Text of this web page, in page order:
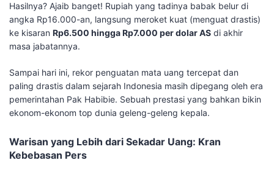
​Hasilnya? Ajaib banget! Rupiah yang tadinya babak belur di
angka Rp16.000-an, langsung meroket kuat (menguat drastis)
ke kisaran Rp6.500 hingga Rp7.000 per dolar AS di akhir
masa jabatannya.
​Sampai hari ini, rekor penguatan mata uang tercepat dan
paling drastis dalam sejarah Indonesia masih dipegang oleh era
pemerintahan Pak Habibie. Sebuah prestasi yang bahkan bikin
ekonom-ekonom top dunia geleng-geleng kepala.
​Warisan yang Lebih dari Sekadar Uang: Kran
Kebebasan Pers